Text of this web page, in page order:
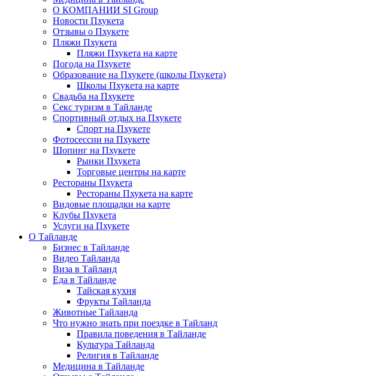
О КОМПАНИИ SI Group
Новости Пхукета
Отзывы о Пхукете
Пляжи Пхукета
Пляжи Пхукета на карте
Погода на Пхукете
Образование на Пхукете (школы Пхукета)
Школы Пхукета на карте
Свадьба на Пхукете
Секс туризм в Тайланде
Спортивный отдых на Пхукете
Спорт на Пхукете
Фотосессии на Пхукете
Шопинг на Пхукете
Рынки Пхукета
Торговые центры на карте
Рестораны Пхукета
Рестораны Пхукета на карте
Видовые площадки на карте
Клубы Пхукета
Услуги на Пхукете
О Тайланде
Бизнес в Тайланде
Видео Тайланда
Виза в Тайланд
Еда в Тайланде
Тайская кухня
Фрукты Тайланда
Животные Тайланда
Что нужно знать при поездке в Тайланд
Правила поведения в Тайланде
Культура Тайланда
Религия в Тайланде
Медицина в Тайланде